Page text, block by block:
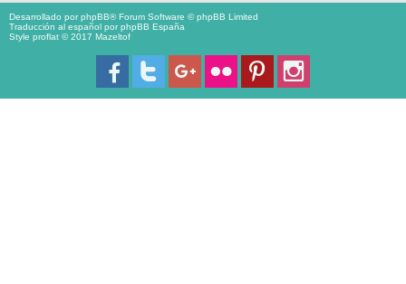
Desarrollado porphpBB® Forum Software © phpBB Limited
Traducción al español porphpBB España
Style proflat © 2017 Mazeltof